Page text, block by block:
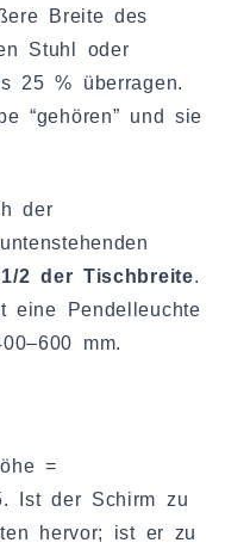
Breite des
Stuhl oder
25 % überragen.
“gehören” und sie
der
2 der Tischbreite.
eine Pendelleuchte
mm.
=
Ist der Schirm zu
hervor; ist er zu